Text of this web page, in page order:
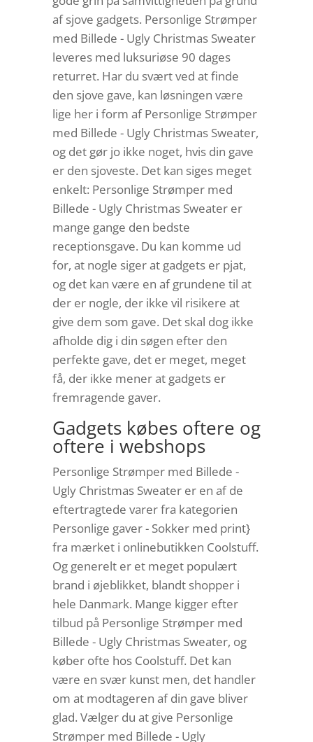
af sjove gadgets. Personlige Strømper
med Billede - Ugly Christmas Sweater
leveres med luksuriøse 90 dages
returret. Har du svært ved at finde
den sjove gave, kan løsningen være
lige her i form af Personlige Strømper
med Billede - Ugly Christmas Sweater,
og det gør jo ikke noget, hvis din gave
er den sjoveste. Det kan siges meget
enkelt: Personlige Strømper med
Billede - Ugly Christmas Sweater er
mange gange den bedste
receptionsgave. Du kan komme ud
for, at nogle siger at gadgets er pjat,
og det kan være en af grundene til at
der er nogle, der ikke vil risikere at
give dem som gave. Det skal dog ikke
afholde dig i din søgen efter den
perfekte gave, det er meget, meget
få, der ikke mener at gadgets er
fremragende gaver.
Gadgets købes oftere og
oftere i webshops
Personlige Strømper med Billede -
Ugly Christmas Sweater er en af de
eftertragtede varer fra kategorien
Personlige gaver - Sokker med print}
fra mærket i onlinebutikken Coolstuff.
Og generelt er et meget populært
brand i øjeblikket, blandt shopper i
hele Danmark. Mange kigger efter
tilbud på Personlige Strømper med
Billede - Ugly Christmas Sweater, og
køber ofte hos Coolstuff. Det kan
være en svær kunst men, det handler
om at modtageren af din gave bliver
glad. Vælger du at give Personlige
Strømper med Billede - Ugly